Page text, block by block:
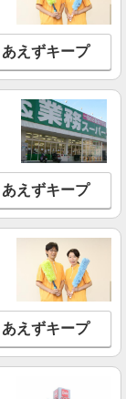
あえずキープ
あえずキープ
あえずキープ